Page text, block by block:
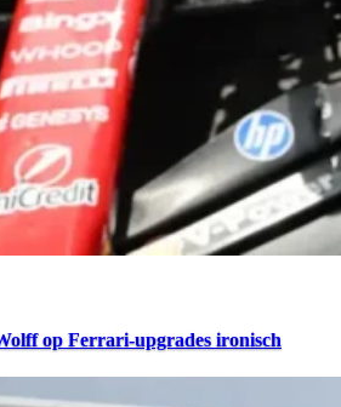
op Ferrari-upgrades ironisch